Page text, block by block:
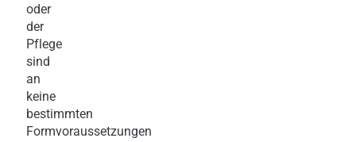
oder
der
Pflege
sind
an
keine
bestimmten
Formvoraussetzungen